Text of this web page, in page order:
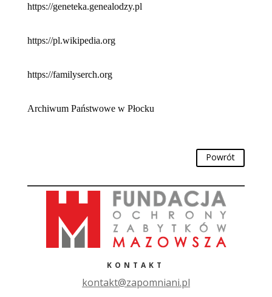
https://geneteka.genealodzy.pl
https://pl.wikipedia.org
https://familyserch.org
Archiwum Państwowe w Płocku
Powrót
KONTAKT
kontakt@zapomniani.pl